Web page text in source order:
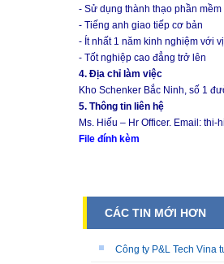
- Sử dụng thành thạo phần mềm
- Tiếng anh giao tiếp cơ bản
- Ít nhất 1 năm kinh nghiệm với
- Tốt nghiệp cao đẳng trở lên
4. Địa chỉ làm việc
Kho Schenker Bắc Ninh, số 1
5. Thông tin liên hệ
Ms. Hiếu – Hr Officer. Email:
File đính kèm
CÁC TIN MỚI HƠN
Công ty P&L Tech Vina